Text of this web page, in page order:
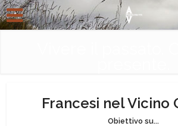
Francesi nel Vicino
Obiettivo su...